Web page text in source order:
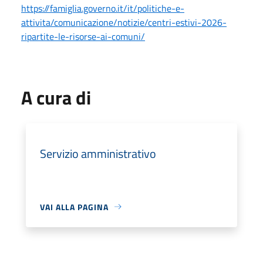
https://famiglia.governo.it/it/politiche-e-
attivita/comunicazione/notizie/centri-estivi-2026-
ripartite-le-risorse-ai-comuni/
A cura di
Servizio amministrativo
VAI ALLA PAGINA